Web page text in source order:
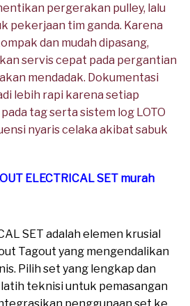
pergerakan pulley, lalu
pekerjaan tim ganda. Karena
dan mudah dipasang,
servis cepat pada pergantian
mendadak. Dokumentasi
lebih rapi karena setiap
tag serta sistem log LOTO
nyaris celaka akibat sabuk
ELECTRICAL SET murah
SET adalah elemen krusial
Tagout yang mengendalikan
Pilih set yang lengkap dan
teknisi untuk pemasangan